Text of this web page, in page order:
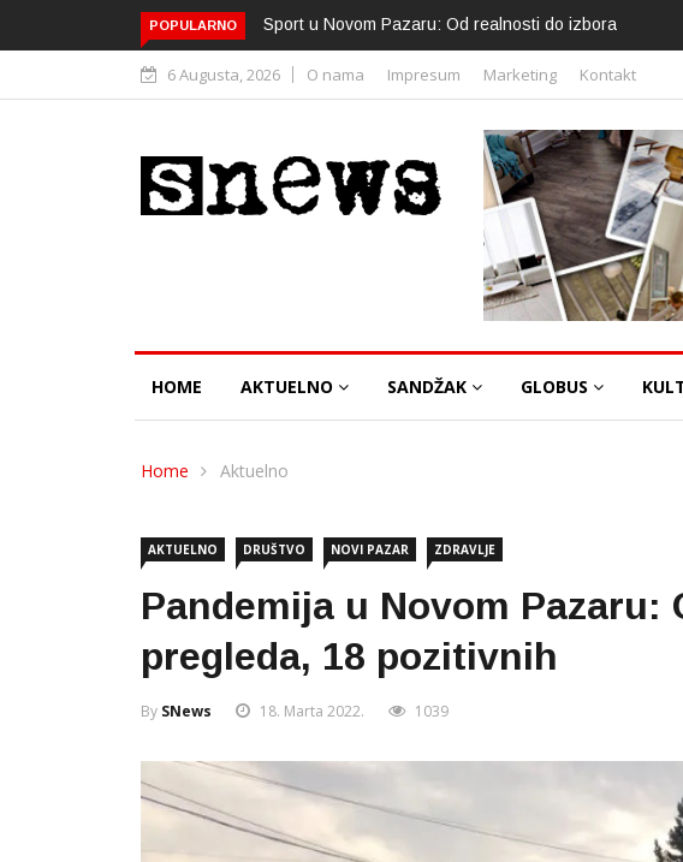
POPULARNO
Pazaru: Od realnosti do izboraSrbija 2022: Izbori u znaku pritisaka,
ukrajinske krize i Kosova
6 Augusta, 2026 O nama Impresum Marketing Kontakt
HOME AKTUELNO SANDŽAK GLOBUS
Home Aktuelno
AKTUELNO DRUŠTVO NOVI PAZAR ZDRAVLJE
Pandemija u Novom Pazaru:
pregleda, 18 pozitivnih
By SNews 18. Marta 2022. 1039